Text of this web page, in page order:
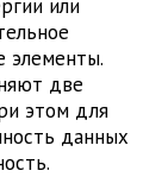
или
элементы.
две
этом для
данных